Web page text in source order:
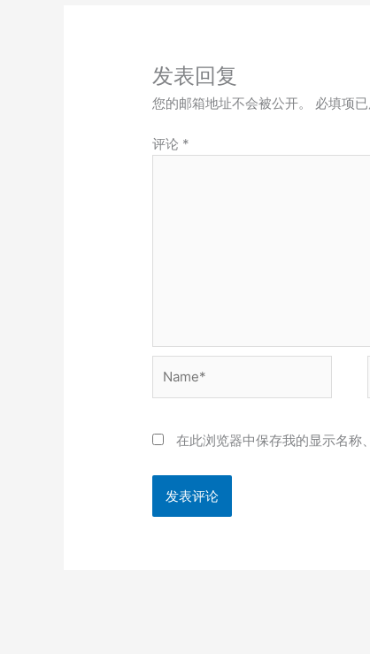
发表回复
您的邮箱地址不会被公开。 必填项
评论 *
*
在此浏览器中保存我的显示名称